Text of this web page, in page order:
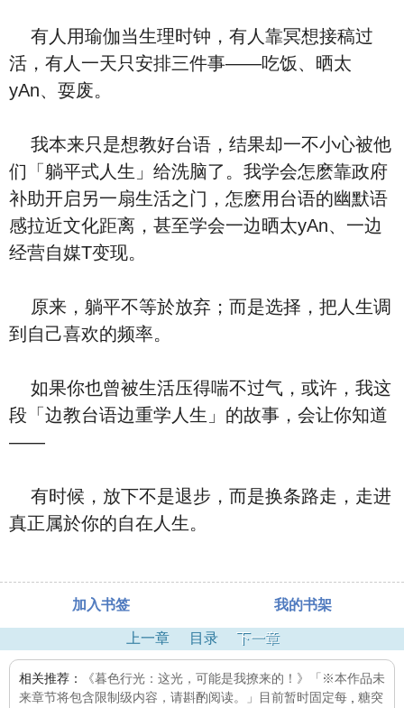
有人用瑜伽当生理时钟，有人靠冥想接稿过
活，有人一天只安排三件事——吃饭、晒太
yAn、耍废。
我本来只是想教好台语，结果却一不小心被他
们「躺平式人生」给洗脑了。我学会怎麽靠政府
补助开启另一扇生活之门，怎麽用台语的幽默语
感拉近文化距离，甚至学会一边晒太yAn、一边
经营自媒T变现。
原来，躺平不等於放弃；而是选择，把人生调
到自己喜欢的频率。
如果你也曾被生活压得喘不过气，或许，我这
段「边教台语边重学人生」的故事，会让你知道
——
有时候，放下不是退步，而是换条路走，走进
真正属於你的自在人生。
加入书签 我的书架
上一章 目录 下一章
相关推荐：
《暮色行光：这光，可能是我撩来的！》「※本作品未
来章节将包含限制级内容，请斟酌阅读。」目前暂时固定每
糖突